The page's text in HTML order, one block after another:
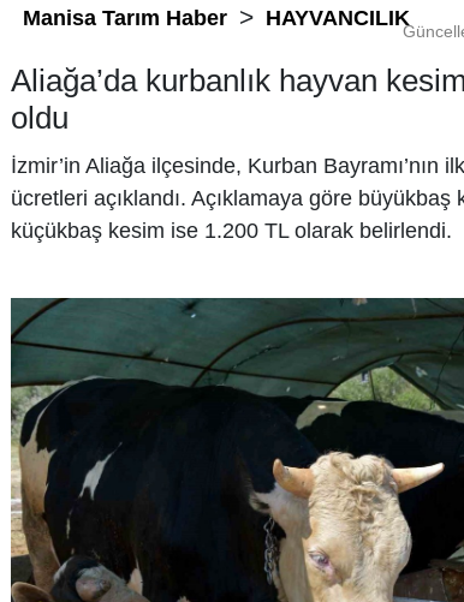
Manisa Tarım Haber HAYVANCILIK
Aliağa’da kurbanlık hayvan
oldu
İzmir’in Aliağa ilçesinde, Kurban Bayramı’nın
ücretleri açıklandı. Açıklamaya göre büyükbaş
küçükbaş kesim ise 1.200 TL olarak belirlendi.